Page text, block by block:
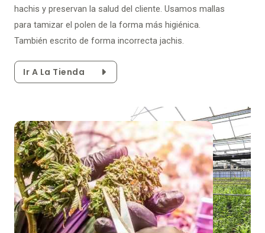
hachis y preservan la salud del cliente. Usamos mallas
para tamizar el polen de la forma más higiénica.
También escrito de forma incorrecta jachis.
Ir A La Tienda